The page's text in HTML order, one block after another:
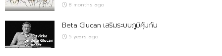
8 months ago
Beta Glucan เสริมระบบภูมิคุ้มกัน
5 years ago